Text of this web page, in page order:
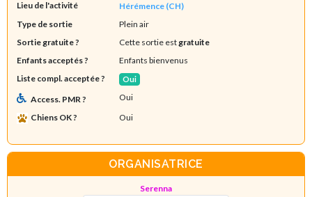
Lieu de l'activité
Hérémence (CH)
Type de sortie
Plein air
Sortie gratuite ?
Cette sortie est gratuite
Enfants acceptés ?
Enfants bienvenus
Liste compl. acceptée ?
Oui
Access. PMR ?
Oui
Chiens OK ?
Oui
ORGANISATRICE
Serenna